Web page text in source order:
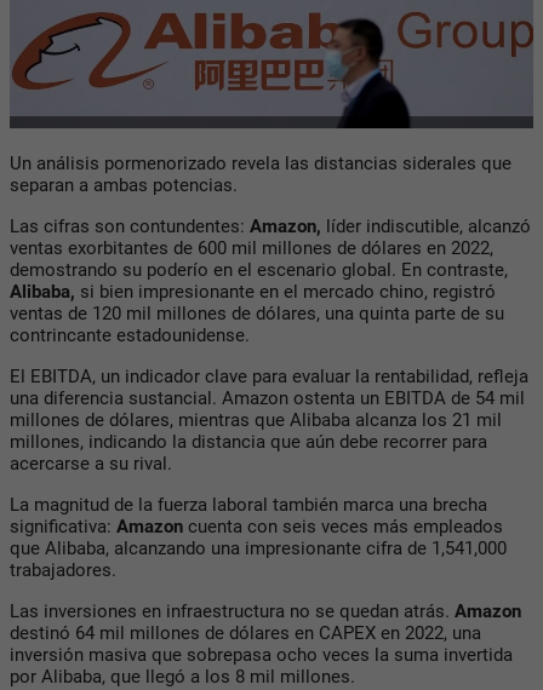
Un análisis pormenorizado revela las distancias siderales que
separan a ambas potencias.
Las cifras son contundentes: Amazon, líder indiscutible, alcanzó
ventas exorbitantes de 600 mil millones de dólares en 2022,
demostrando su poderío en el escenario global. En contraste,
Alibaba, si bien impresionante en el mercado chino, registró
ventas de 120 mil millones de dólares, una quinta parte de su
contrincante estadounidense.
El EBITDA, un indicador clave para evaluar la rentabilidad, refleja
una diferencia sustancial. Amazon ostenta un EBITDA de 54 mil
millones de dólares, mientras que Alibaba alcanza los 21 mil
millones, indicando la distancia que aún debe recorrer para
acercarse a su rival.
La magnitud de la fuerza laboral también marca una brecha
significativa: Amazon cuenta con seis veces más empleados
que Alibaba, alcanzando una impresionante cifra de 1,541,000
trabajadores.
Las inversiones en infraestructura no se quedan atrás. Amazon
destinó 64 mil millones de dólares en CAPEX en 2022, una
inversión masiva que sobrepasa ocho veces la suma invertida
por Alibaba, que llegó a los 8 mil millones.